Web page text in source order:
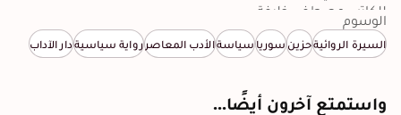
للكاتب مصطفى خليفة
الوسوم
السيرة الروائيةحزينسورياسياسةالأدب المعاصررواية سياسيةدار الآداب
واستمتع آخرون أيضًا...